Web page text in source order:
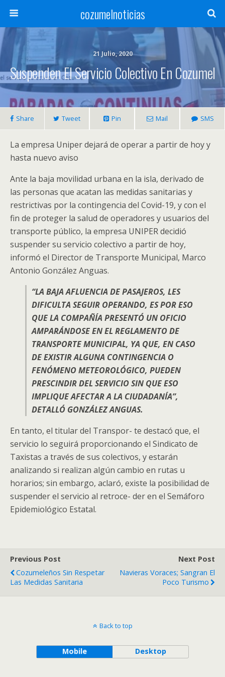
cozumelnoticias
21 Julio, 2020
Suspenden El Servicio Colectivo En Cozumel
Share Tweet Pin Mail SMS
La empresa Uniper dejará de operar a partir de hoy y
hasta nuevo aviso
Ante la baja movilidad urbana en la isla, derivado de
las personas que acatan las medidas sanitarias y
restrictivas por la contingencia del Covid-19, y con el
fin de proteger la salud de operadores y usuarios del
transporte público, la empresa UNIPER decidió
suspender su servicio colectivo a partir de hoy,
informó el Director de Transporte Municipal, Marco
Antonio González Anguas.
“LA BAJA AFLUENCIA DE PASAJEROS, LES
DIFICULTA SEGUIR OPERANDO, ES POR ESO
QUE LA COMPAÑÍA PRESENTÓ UN OFICIO
AMPARÁNDOSE EN EL REGLAMENTO DE
TRANSPORTE MUNICIPAL, YA QUE, EN CASO
DE EXISTIR ALGUNA CONTINGENCIA O
FENÓMENO METEOROLÓGICO, PUEDEN
PRESCINDIR DEL SERVICIO SIN QUE ESO
IMPLIQUE AFECTAR A LA CIUDADANÍA”,
DETALLÓ GONZÁLEZ ANGUAS.
En tanto, el titular del Transpor- te destacó que, el
servicio lo seguirá proporcionando el Sindicato de
Taxistas a través de sus colectivos, y estarán
analizando si realizan algún cambio en rutas u
horarios; sin embargo, aclaró, existe la posibilidad de
suspender el servicio al retroce- der en el Semáforo
Epidemiológico Estatal.
Previous Post
Cozumeleños Sin Respetar
Las Medidas Sanitaria
Next Post
Navieras Voraces; Sangran El
Poco Turismo
Back to top
Mobile Desktop